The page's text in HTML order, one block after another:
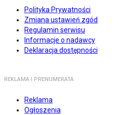
Polityka Prywatności
Zmiana ustawień zgód
Regulamin serwisu
Informacje o nadawcy
Deklaracja dostępności
REKLAMA I PRENUMERATA
Reklama
Ogłoszenia